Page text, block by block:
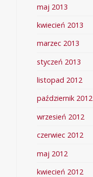
maj 2013
kwiecień 2013
marzec 2013
styczeń 2013
listopad 2012
październik 2012
wrzesień 2012
czerwiec 2012
maj 2012
kwiecień 2012